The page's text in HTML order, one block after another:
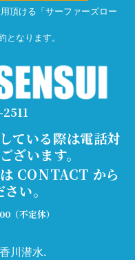
頂ける「サーファーズロー
となります。
ている際は電話対
ざいます。
CONTACT から
い。
（不定休）
川潜水.